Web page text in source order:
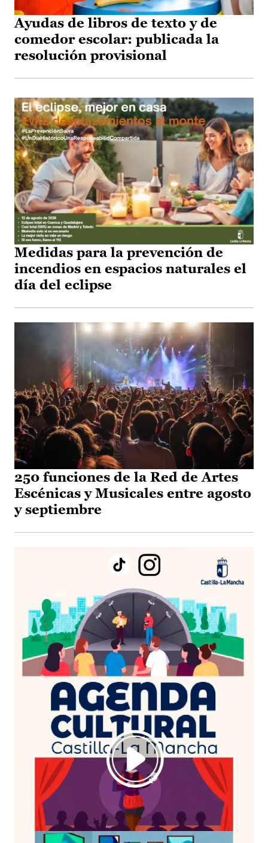
Ayudas de libros de texto y de
comedor escolar: publicada la
resolución provisional
Medidas para la prevención de
incendios en espacios naturales el
día del eclipse
250 funciones de la Red de Artes
Escénicas y Musicales entre agosto
y septiembre